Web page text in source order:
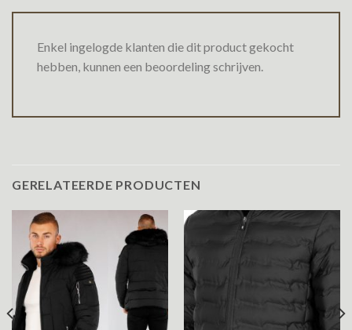
Enkel ingelogde klanten die dit product gekocht
hebben, kunnen een beoordeling schrijven.
GERELATEERDE PRODUCTEN